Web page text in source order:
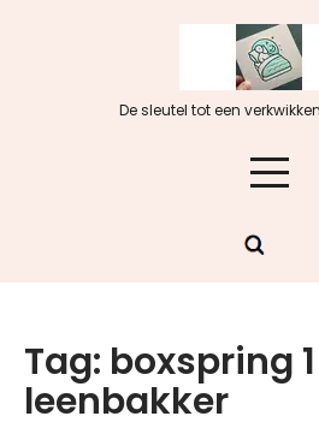
De sleutel tot een
Tag: boxspring
leenbakker